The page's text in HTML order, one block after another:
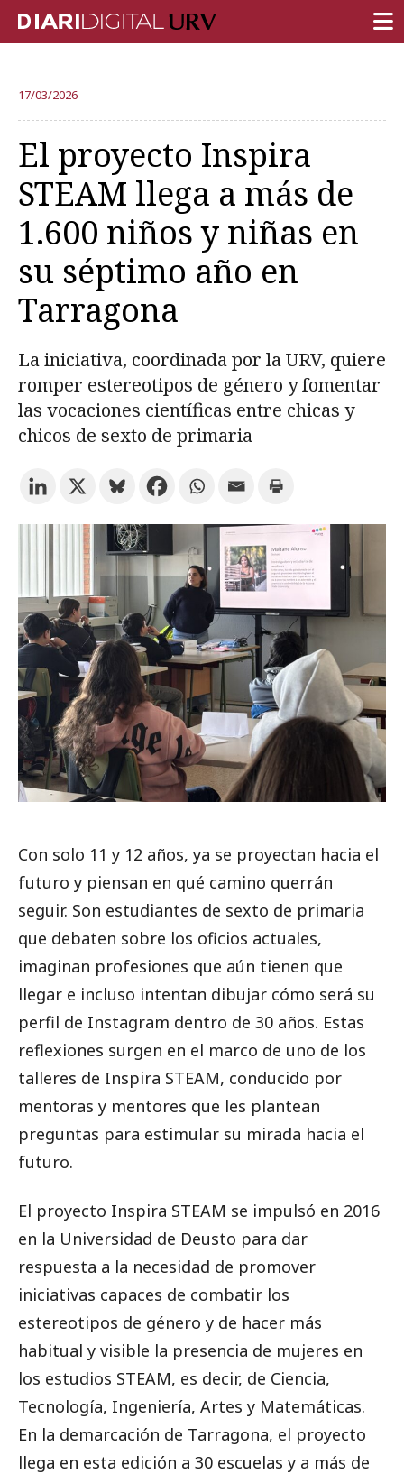
INVESTIGACIÓN
DOCENCIA
INSTITUCIÓN
VIDA EN EL CAMPUS
COMUNIDAD URV
REPORTAJES
Ámbitos universitarios
Suscríbete a los boletines electrónicos de la URV Agenda
CATALÀ ENGLISH
17/03/2026
El proyecto Inspira
STEAM llega a más de
1.600 niños y niñas en
su séptimo año en
Tarragona
La iniciativa, coordinada por la URV, quiere
romper estereotipos de género y fomentar
las vocaciones científicas entre chicas y
chicos de sexto de primaria
Con solo 11 y 12 años, ya se proyectan hacia el
futuro y piensan en qué camino querrán
seguir. Son estudiantes de sexto de primaria
que debaten sobre los oficios actuales,
imaginan profesiones que aún tienen que
llegar e incluso intentan dibujar cómo será su
perfil de Instagram dentro de 30 años. Estas
reflexiones surgen en el marco de uno de los
talleres de Inspira STEAM, conducido por
mentoras y mentores que les plantean
preguntas para estimular su mirada hacia el
futuro.
El proyecto Inspira STEAM se impulsó en 2016
en la Universidad de Deusto para dar
respuesta a la necesidad de promover
iniciativas capaces de combatir los
estereotipos de género y de hacer más
habitual y visible la presencia de mujeres en
los estudios STEAM, es decir, de Ciencia,
Tecnología, Ingeniería, Artes y Matemáticas.
En la demarcación de Tarragona, el proyecto
llega en esta edición a 30 escuelas y a más de